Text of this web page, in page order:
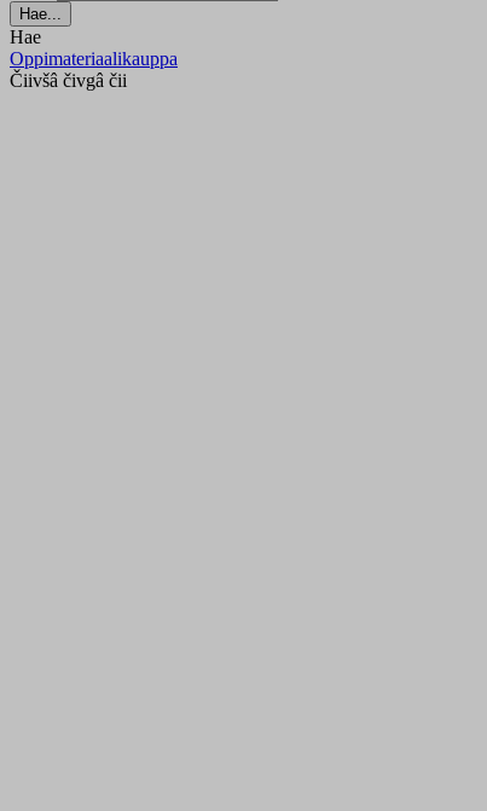
Hae...
Hae
Oppimateriaalikauppa
Čiivšâ čivgâ čii